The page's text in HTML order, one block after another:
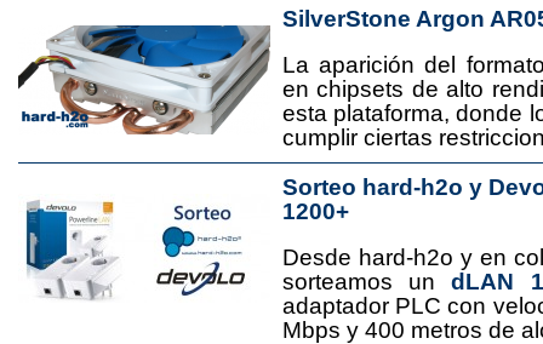
SilverStone Argon
La aparición del
en chipsets de alto
esta plataforma, donde
cumplir ciertas
Sorteo hard-h2o y
1200+
Desde hard-h2o y en
sorteamos undLAN
adaptador PLC con
Mbps y 400 metros de